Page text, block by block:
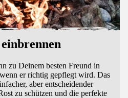
zu Deinem besten Freund in
er richtig gepflegt wird. Das
aber entscheidender
zu schützen und die perfekte